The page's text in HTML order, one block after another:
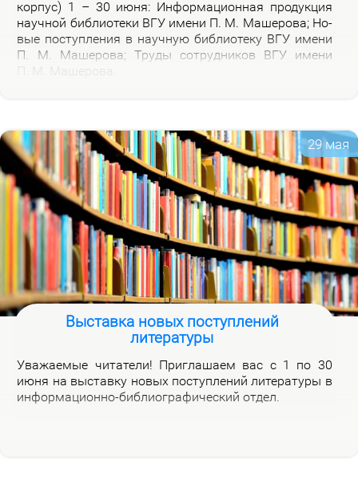
кор­пус) 1 – 30 июня: Ин­фор­ма­ци­он­ная про­дук­ция
на­уч­ной биб­лио­те­ки ВГУ име­ни П. М. Ма­ше­ро­ва; Но­
вые по­ступ­ле­ния в на­уч­ную биб­лио­те­ку ВГУ име­ни
П. М. Ма­ше­ро­ва; Тру­ды со­труд­ни­ков ВГУ име­ни
29 мая
Выставка новых поступлений
литературы
Ува­жа­е­мые чи­та­те­ли! При­гла­ша­ем вас с 1 по 30
июня на вы­став­ку но­вых по­ступ­ле­ний ли­те­ра­ту­ры в
ин­фор­ма­ци­он­но-биб­лио­гра­фи­че­ский от­дел.